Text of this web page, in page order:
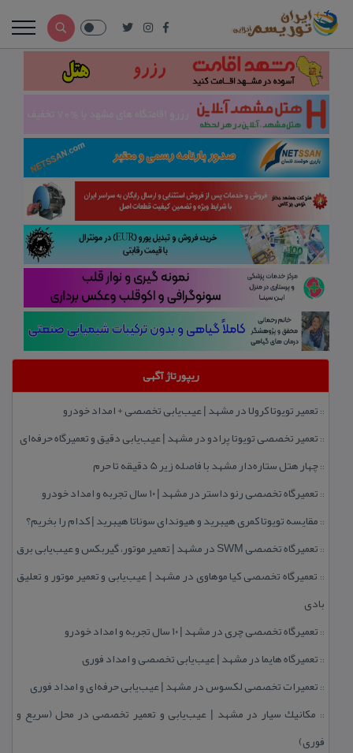
ریپورتاژ آگهی
:: تعمیر تویوتا كرولا در مشهد | عیب‌یابی تخصصی + امداد خودرو
:: تعمیر تخصصی تویوتا پرادو در مشهد | عیب‌یابی دقیق و تعمیرگاه حرفه‌ای
::چهار هتل‌ ستاره‌دار مشهد با فاصله زیر 5 دقیقه تا حرم
:: تعمیرگاه تخصصی رنو داستر در مشهد | ۱۰ سال تجربه و امداد خودرو
:: مقایسه تویوتا كمری هیبرید و هیوندای سوناتا هیبرید | كدام را بخریم؟
:: تعمیرگاه تخصصی SWM در مشهد | تعمیر موتور، گیربكس و عیب‌یابی برق
:: تعمیرگاه تخصصی كیا موهاوی در مشهد | عیب‌یابی و تعمیر موتور و تعلیق
بادی
:: تعمیرگاه تخصصی چری در مشهد | ۱۰ سال تجربه و امداد خودرو
:: تعمیرگاه هایما در مشهد | عیب‌یابی تخصصی و امداد فوری
:: تعمیرات تخصصی لكسوس در مشهد | عیب‌یابی حرفه‌ای و امداد فوری
:: مكانیك سیار در مشهد | عیب‌یابی و تعمیر تخصصی در محل (سریع و
فوری)